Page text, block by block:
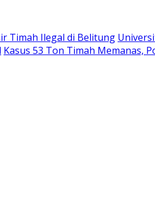
Timah Ilegal di Belitung
Kasus 53 Ton Timah Memanas,